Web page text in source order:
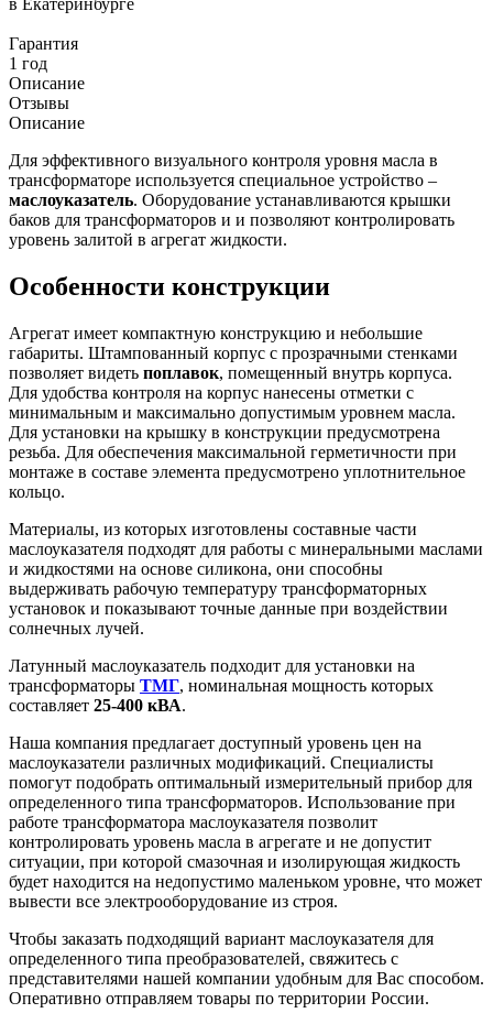
Гарантия
1 год
Описание
Отзывы
Описание
Для эффективного визуального контроля уровня масла в
трансформаторе используется специальное устройство –
маслоуказатель. Оборудование устанавливаются крышки
баков для трансформаторов и и позволяют контролировать
уровень залитой в агрегат жидкости.
Особенности конструкции
Агрегат имеет компактную конструкцию и небольшие
габариты. Штампованный корпус с прозрачными стенками
позволяет видеть поплавок, помещенный внутрь корпуса.
Для удобства контроля на корпус нанесены отметки с
минимальным и максимально допустимым уровнем масла.
Для установки на крышку в конструкции предусмотрена
резьба. Для обеспечения максимальной герметичности при
монтаже в составе элемента предусмотрено уплотнительное
кольцо.
Материалы, из которых изготовлены составные части
маслоуказателя подходят для работы с минеральными маслами
и жидкостями на основе силикона, они способны
выдерживать рабочую температуру трансформаторных
установок и показывают точные данные при воздействии
солнечных лучей.
Латунный маслоуказатель подходит для установки на
трансформаторы ТМГ, номинальная мощность которых
составляет 25-400 кВА.
Наша компания предлагает доступный уровень цен на
маслоуказатели различных модификаций. Специалисты
помогут подобрать оптимальный измерительный прибор для
определенного типа трансформаторов. Использование при
работе трансформатора маслоуказателя позволит
контролировать уровень масла в агрегате и не допустит
ситуации, при которой смазочная и изолирующая жидкость
будет находится на недопустимо маленьком уровне, что может
вывести все электрооборудование из строя.
Чтобы заказать подходящий вариант маслоуказателя для
определенного типа преобразователей, свяжитесь с
представителями нашей компании удобным для Вас способом.
Оперативно отправляем товары по территории России.